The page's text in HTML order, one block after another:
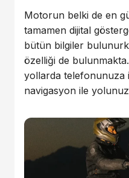
Motorun belki de en
tamamen dijital
bütün bilgiler
özelliği de
yollarda telefonunuza
navigasyon ile